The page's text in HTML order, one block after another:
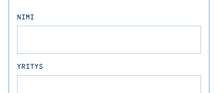
NIMI
YRITYS